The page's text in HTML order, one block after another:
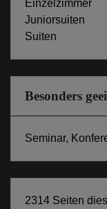
Einzelzimmer
Juniorsuiten
Suiten
Besonders
Seminar,
2314 Seiten